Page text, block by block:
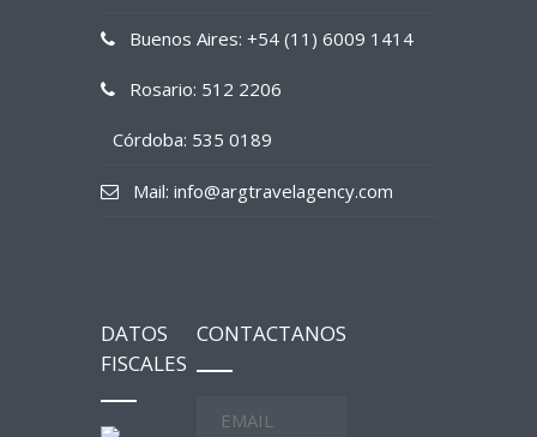
Buenos Aires: +54 (11) 6009 1414
Rosario: 512 2206
Córdoba: 535 0189
Mail: info@argtravelagency.com
DATOS
FISCALES
CONTACTANOS